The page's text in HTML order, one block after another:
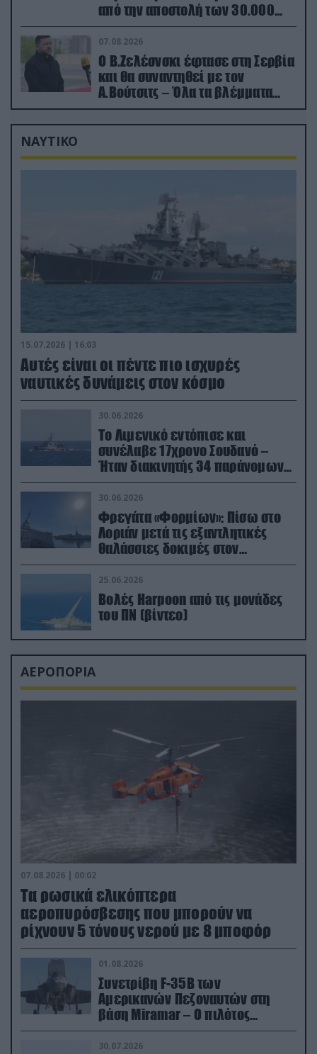
από την αποστολή των 30.000
που έφτασαν στη Ρωσία (βίντεο)
07.08.2026
Ο Β.Ζελέσνσκι έφτασε στη Σερβία
και θα συναντηθεί με τον
Α.Βούτσιτς – Όλα τα βλέμματα
στις σχέσεις με τη Ρωσία
ΝΑΥΤΙΚΟ
15.07.2026 | 16:03
Aυτές είναι οι πέντε πιο ισχυρές
ναυτικές δυνάμεις στον κόσμο
30.06.2026
Το Λιμενικό εντόπισε και
συνέλαβε 17χρονο Σουδανό –
Ήταν διακινητής 34 παράνομων
μεταναστών
30.06.2026
Φρεγάτα «Φορμίων»: Πίσω στο
Λοριάν μετά τις εξαντλητικές
θαλάσσιες δοκιμές στον
απαιτητικό Βισκαϊκό
25.06.2026
Βολές Harpoon από τις μονάδες
του ΠΝ (βίντεο)
ΑΕΡΟΠΟΡΙΑ
07.08.2026 | 00:02
Τα ρωσικά ελικόπτερα
αεροπυρόσβεσης που μπορούν να
ρίχνουν 5 τόνους νερού με 8 μποφόρ
01.08.2026
Συνετρίβη F-35B των
Αμερικανών Πεζοναυτών στη
βάση Miramar – Ο πιλότος
εκτινάχθηκε εγκαίρως
30.07.2026